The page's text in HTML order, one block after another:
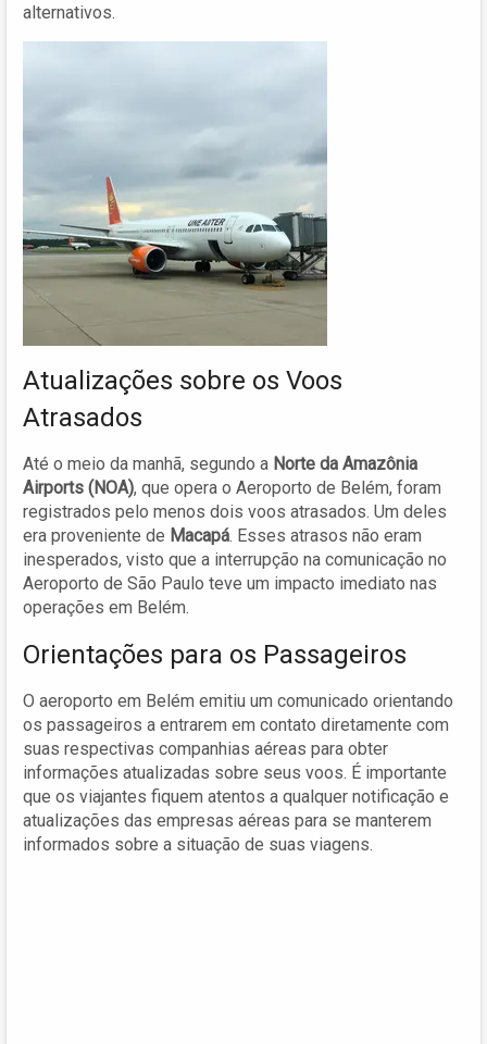
alternativos.
Atualizações sobre os Voos
Atrasados
Até o meio da manhã, segundo a Norte da Amazônia
Airports (NOA), que opera o Aeroporto de Belém, foram
registrados pelo menos dois voos atrasados. Um deles
era proveniente de Macapá. Esses atrasos não eram
inesperados, visto que a interrupção na comunicação no
Aeroporto de São Paulo teve um impacto imediato nas
operações em Belém.
Orientações para os Passageiros
O aeroporto em Belém emitiu um comunicado orientando
os passageiros a entrarem em contato diretamente com
suas respectivas companhias aéreas para obter
informações atualizadas sobre seus voos. É importante
que os viajantes fiquem atentos a qualquer notificação e
atualizações das empresas aéreas para se manterem
informados sobre a situação de suas viagens.